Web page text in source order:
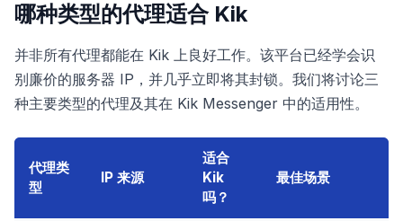
哪种类型的代理适合 Kik
并非所有代理都能在 Kik 上良好工作。该平台已经学会识
别廉价的服务器 IP，并几乎立即将其封锁。我们将讨论三
种主要类型的代理及其在 Kik Messenger 中的适用性。
代理类
型
IP 来源
适合
Kik
吗？
最佳场景